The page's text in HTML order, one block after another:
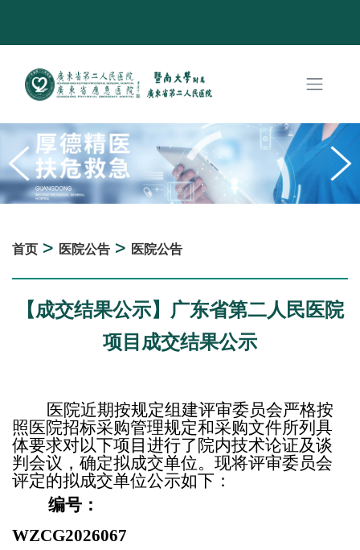
首页 > 医院公告 > 医院公告
【成交结果公示】广东省第二人民医院
项目成交结果公示
医院近期按规定组建评审委员会严格按
照医院招标采购管理规定和采购文件所列具
体要求对以下项目进行了院内技术论证及谈
判会议，确定拟成交单位。现将评审委员会
评定的拟成交单位公示如下：
编号：
WZCG2026067